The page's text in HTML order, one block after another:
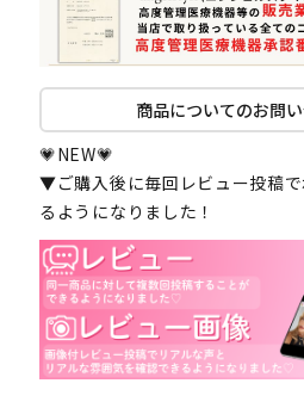
商品についてのお問
💗NEW💗
▼ご購入後に毎回レビュー投稿
るようになりました！